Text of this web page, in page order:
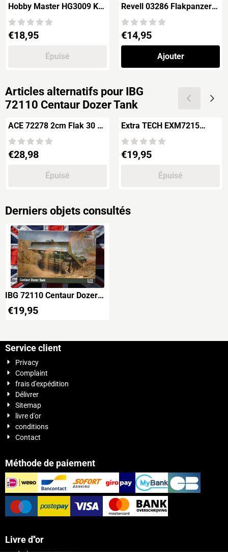
Hobby Master HG3009 KV-
1 "Captured"
Prix: 18,95
€18,95
Épuisé
Revell 03286 Flakpanzer
III 'Ostwind' 3,7cm Flak43
Prix: 14,95
€14,95
Ajouter
Articles alternatifs pour IBG
72110 Centaur Dozer Tank
ACE 72278 2cm Flak 30 sfl
Sd.Kfz.10/4 with
Sd.Anh.51 ammo trailer
Prix: 28,98
€28,98
Épuisé
Extra TECH EXM7215
Citroën 11 CV Traction
Prix: 19,95
€19,95
Épuisé
Derniers objets consultés
IBG 72110 Centaur Dozer
Tank
€19,95
Service client
Privacy
Complaint
frais d'expédition
Délivrer
Sitemap
livre d'or
conditions
Contact
Méthode de paiement
Livre d''or